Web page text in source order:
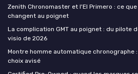
Zenith Chronomaster et l'El Primero : ce
changent au poignet
La complication GMT au poignet : du pilote
visio de 2026
Montre homme automatique chronographe
choix avisé